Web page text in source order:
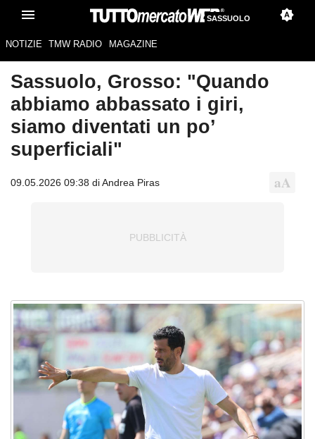
SASSUOLO
NOTIZIE TMW RADIO MAGAZINE
Sassuolo, Grosso: "Quando
abbiamo abbassato i giri,
siamo diventati un po’
superficiali"
09.05.2026 09:38 di Andrea Piras